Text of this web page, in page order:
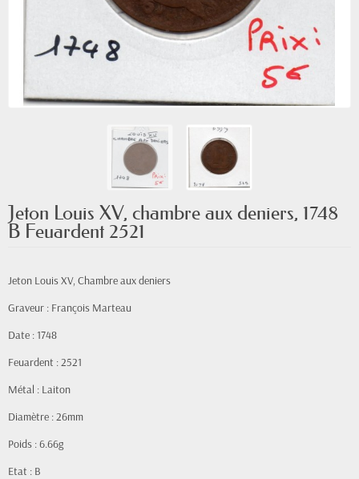
Jeton Louis XV, chambre aux deniers, 1748
B Feuardent 2521
Jeton Louis XV, Chambre aux deniers
Graveur : François Marteau
Date : 1748
Feuardent : 2521
Métal : Laiton
Diamètre : 26mm
Poids : 6.66g
Etat : B